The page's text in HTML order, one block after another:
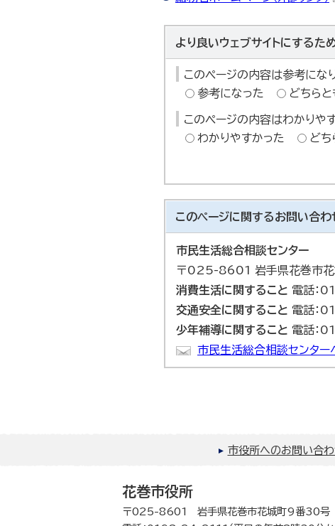
より良いウェブサイトにするた
このページの内容は参考にな
参考になった
どちら
このページの内容はわかりや
わかりやすかった
どち
このページに関するお問い合わ
市民生活総合相談センター
〒025-8601 岩手県花巻市
消費生活に関すること 電話：
交通安全に関すること 電話：
少年補導に関すること 電話：
市民生活総合相談センター
市役所へのお問い合
花巻市役所
〒025-8601 岩手県花巻市花城町9番30号